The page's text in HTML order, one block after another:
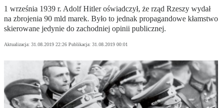
1 września 1939 r. Adolf Hitler oświadczył, że rząd Rzeszy wydał
na zbrojenia 90 mld marek. Było to jednak propagandowe kłamstwo
skierowane jedynie do zachodniej opinii publicznej.
Aktualizacja: 31.08.2019 22:26 Publikacja: 31.08.2019 00:01